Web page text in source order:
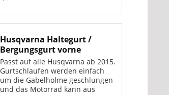
Husqvarna Haltegurt /
Bergungsgurt vorne
Passt auf alle Husqvarna ab 2015.
Gurtschlaufen werden einfach
um die Gabelholme geschlungen
und das Motorrad kann aus